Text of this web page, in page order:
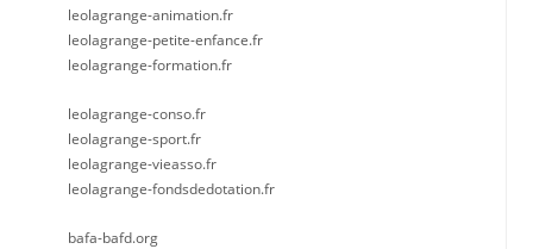
leolagrange-animation.fr
leolagrange-petite-enfance.fr
leolagrange-formation.fr
leolagrange-conso.fr
leolagrange-sport.fr
leolagrange-vieasso.fr
leolagrange-fondsdedotation.fr
bafa-bafd.org